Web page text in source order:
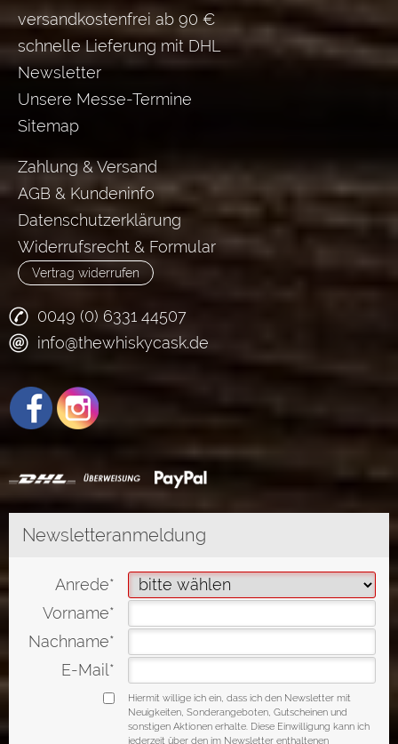
versandkostenfrei ab 90 €
schnelle Lieferung mit DHL
Newsletter
Unsere Messe-Termine
Sitemap
Zahlung & Versand
AGB & Kundeninfo
Datenschutzerklärung
Widerrufsrecht & Formular
Vertrag widerrufen
0049 (0) 6331 44507
info@thewhiskycask.de